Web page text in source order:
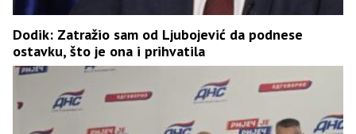
Dodik: Zatražio sam od Ljubojević da podnese
ostavku, što je ona i prihvatila